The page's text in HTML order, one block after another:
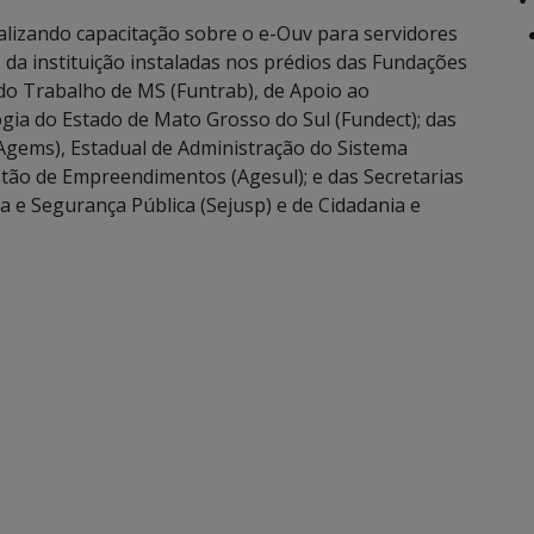
capacitação sobre o e-Ouv para servidores
instituição instaladas nos prédios das Fundações
Trabalho de MS (Funtrab), de Apoio ao
do Estado de Mato Grosso do Sul (Fundect); das
Estadual de Administração do Sistema
de Empreendimentos (Agesul); e das Secretarias
Segurança Pública (Sejusp) e de Cidadania e